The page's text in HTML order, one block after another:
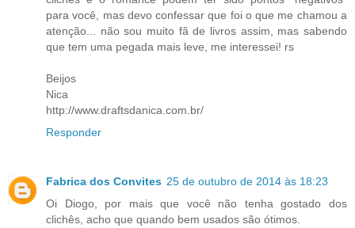
para você, mas devo confessar que foi o que me chamou a
atenção... não sou muito fã de livros assim, mas sabendo
que tem uma pegada mais leve, me interessei! rs
Beijos
Nica
http://www.draftsdanica.com.br/
Responder
Fabrica dos Convites 25 de outubro de 2014 às 18:23
Oi Diogo, por mais que você não tenha gostado dos
clichês, acho que quando bem usados são ótimos.